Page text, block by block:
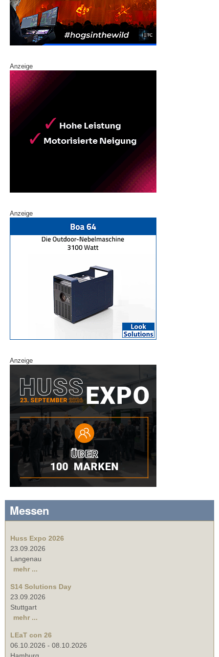
Anzeige
Anzeige
Anzeige
Messen
Huss Expo 2026
23.09.2026
Langenau
mehr ...
S14 Solutions Day
23.09.2026
Stuttgart
mehr ...
LEaT con 26
06.10.2026 - 08.10.2026